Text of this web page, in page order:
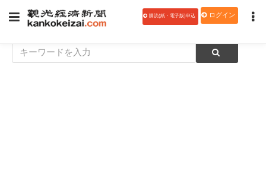
購読(紙・電子版)申込 ログイン